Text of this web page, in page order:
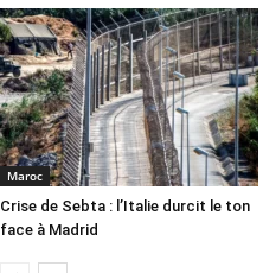
Maroc
Crise de Sebta : l’Italie durcit le ton
face à Madrid